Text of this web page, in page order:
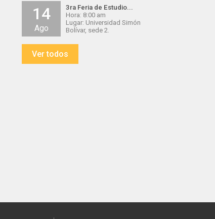
14
Ago
3ra Feria de Estudio...
Hora: 8:00 am
Lugar: Universidad Simón
Bolívar, sede 2.
Ver todos